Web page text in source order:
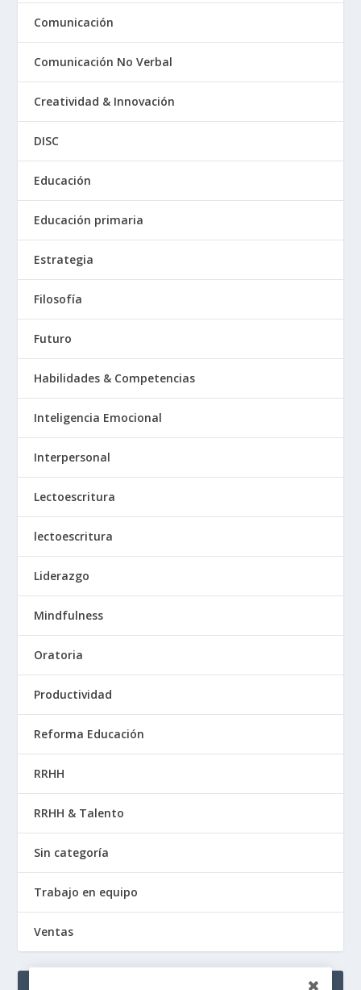
Comunicación
Comunicación No Verbal
Creatividad & Innovación
DISC
Educación
Educación primaria
Estrategia
Filosofía
Futuro
Habilidades & Competencias
Inteligencia Emocional
Interpersonal
Lectoescritura
lectoescritura
Liderazgo
Mindfulness
Oratoria
Productividad
Reforma Educación
RRHH
RRHH & Talento
Sin categoría
Trabajo en equipo
Ventas